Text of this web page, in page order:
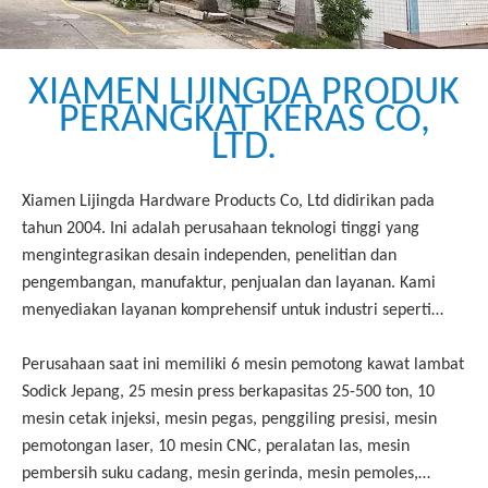
XIAMEN LIJINGDA PRODUK
PERANGKAT KERAS CO,
LTD.
Xiamen Lijingda Hardware Products Co, Ltd didirikan pada
tahun 2004. Ini adalah perusahaan teknologi tinggi yang
mengintegrasikan desain independen, penelitian dan
pengembangan, manufaktur, penjualan dan layanan. Kami
menyediakan layanan komprehensif untuk industri seperti
komunikasi seluler, medis, elektronik, kecerdasan buatan, AI,
dan robotika. Kualitas produk dan waktu pengiriman kami
sangat dipuji oleh pelanggan. Merek soket "siooan®" yang
kami kembangkan sendiri banyak digunakan pada peralatan
listrik bertegangan rendah, peralatan pengujian sirkuit, dan
Perusahaan saat ini memiliki 6 mesin pemotong kawat lambat
Sodick Jepang, 25 mesin press berkapasitas 25-500 ton, 10
mesin cetak injeksi, mesin pegas, penggiling presisi, mesin
pemotongan laser, 10 mesin CNC, peralatan las, mesin
pembersih suku cadang, mesin gerinda, mesin pemoles,